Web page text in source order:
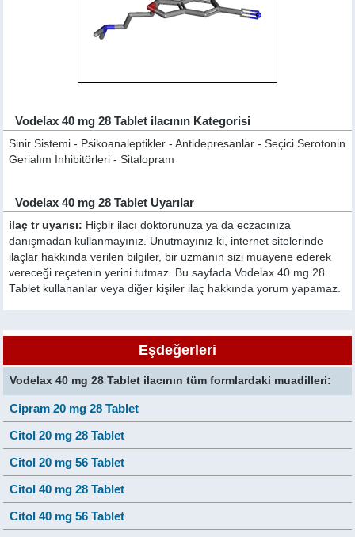
Vodelax 40 mg 28 Tablet ilacının Kategorisi
Sinir Sistemi - Psikoanaleptikler - Antidepresanlar - Seçici Serotonin
Gerialım İnhibitörleri - Sitalopram
Vodelax 40 mg 28 Tablet Uyarılar
ilaç tr uyarısı: Hiçbir ilacı doktorunuza ya da eczacınıza
danışmadan kullanmayınız. Unutmayınız ki, internet sitelerinde
ilaçlar hakkında verilen bilgiler, bir uzmanın sizi muayene ederek
vereceği reçetenin yerini tutmaz. Bu sayfada Vodelax 40 mg 28
Tablet kullananlar veya diğer kişiler ilaç hakkında yorum yapamaz.
Eşdeğerleri
Vodelax 40 mg 28 Tablet ilacının tüm formlardaki muadilleri:
Cipram 20 mg 28 Tablet
Citol 20 mg 28 Tablet
Citol 20 mg 56 Tablet
Citol 40 mg 28 Tablet
Citol 40 mg 56 Tablet